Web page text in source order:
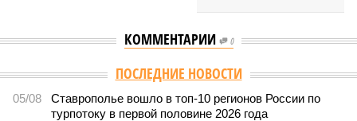
КОММЕНТАРИИ 0
ПОСЛЕДНИЕ НОВОСТИ
05/08
Ставрополье вошло в топ-10 регионов России по
турпотоку в первой половине 2026 года